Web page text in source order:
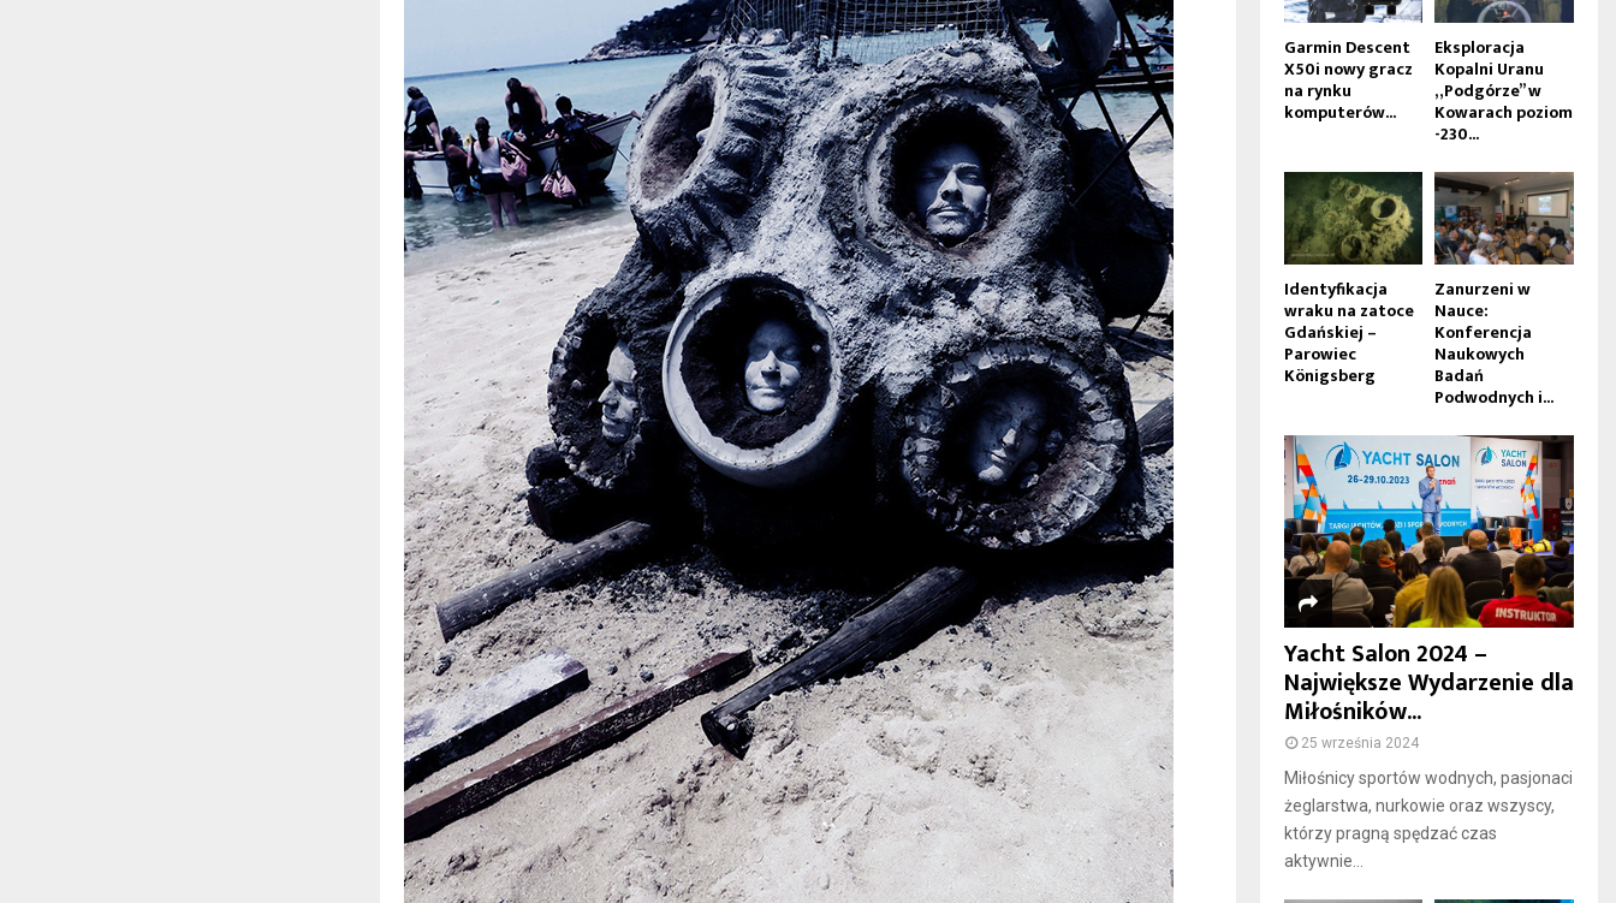
Garmin Descent
X50i nowy gracz
na rynku
komputerów...
Eksploracja
Kopalni Uranu
„Podgórze” w
Kowarach poziom
-230...
Identyfikacja
wraku na zatoce
Gdańskiej –
Parowiec
Königsberg
Zanurzeni w
Nauce:
Konferencja
Naukowych
Badań
Podwodnych i...
Yacht Salon 2024 –
Największe Wydarzenie dla
Miłośników...
25 września 2024
Miłośnicy sportów wodnych, pasjonaci
żeglarstwa, nurkowie oraz wszyscy,
którzy pragną spędzać czas
aktywnie...